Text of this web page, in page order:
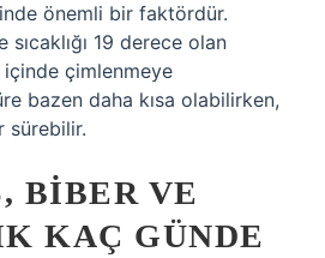
önemli bir faktördür.
19 derece olan
çimlenmeye
bazen daha kısa olabilirken,
sürebilir.
BIBER VE
KAÇ GÜNDE